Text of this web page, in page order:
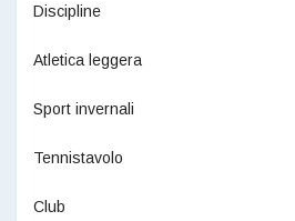
Discipline
Atletica leggera
Sport invernali
Tennistavolo
Club